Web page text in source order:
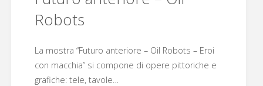
Robots
La mostra “Futuro anteriore – Oil Robots – Eroi
con macchia” si compone di opere pittoriche e
grafiche: tele, tavole…